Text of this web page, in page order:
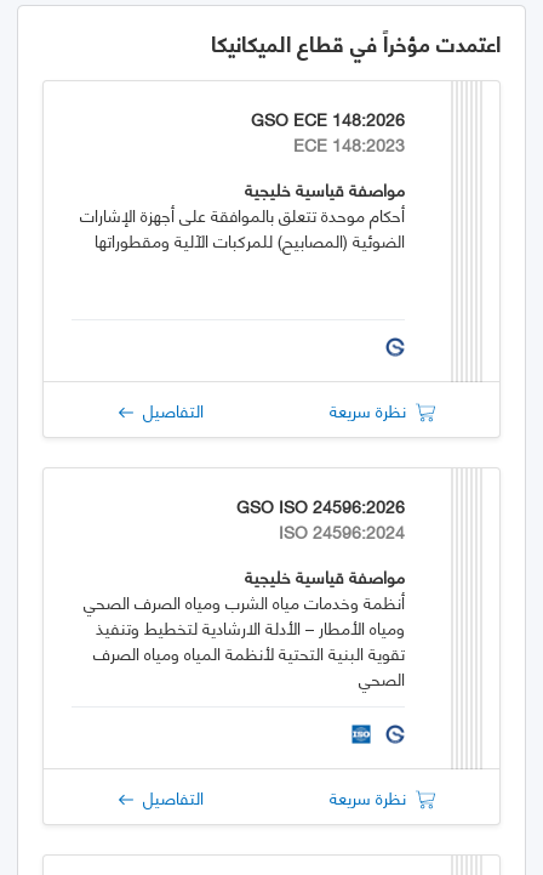
اعتمدت مؤخراً في قطاع الميكانيكا
GSO ECE 148:2026
ECE 148:2023
مواصفة قياسية خليجية
أحكام موحدة تتعلق بالموافقة على أجهزة الإشارات
الضوئية (المصابيح) للمركبات الآلية ومقطوراتها
نظرة سريعة التفاصيل
GSO ISO 24596:2026
ISO 24596:2024
مواصفة قياسية خليجية
أنظمة وخدمات مياه الشرب ومياه الصرف الصحي
ومياه الأمطار – الأدلة الارشادية لتخطيط وتنفيذ
تقوية البنية التحتية لأنظمة المياه ومياه الصرف
الصحي
نظرة سريعة التفاصيل